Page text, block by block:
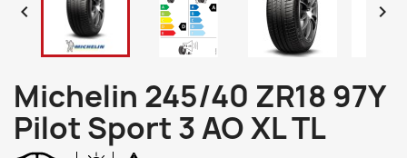
 
Michelin 245/40 ZR18 97Y
Pilot Sport 3 AO XL TL